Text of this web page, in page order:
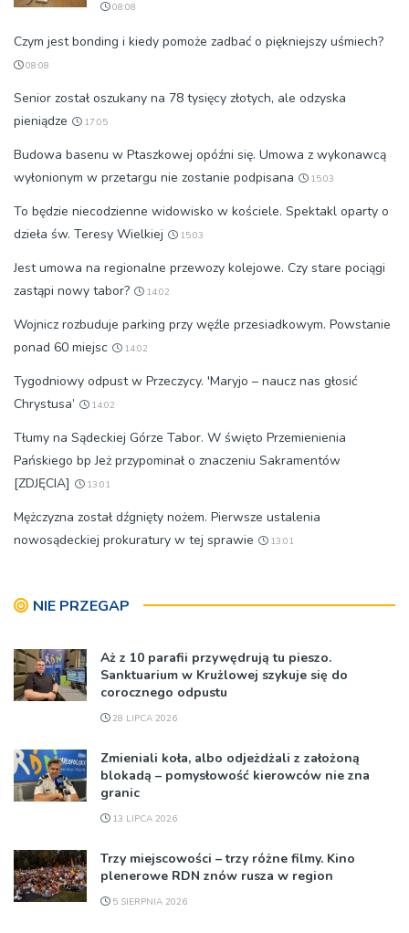
08:08
Czym jest bonding i kiedy pomoże zadbać o piękniejszy uśmiech?
08:08
Senior został oszukany na 78 tysięcy złotych, ale odzyska
pieniądze
17:05
Budowa basenu w Ptaszkowej opóźni się. Umowa z wykonawcą
wyłonionym w przetargu nie zostanie podpisana
15:03
To będzie niecodzienne widowisko w kościele. Spektakl oparty o
dzieła św. Teresy Wielkiej
15:03
Jest umowa na regionalne przewozy kolejowe. Czy stare pociągi
zastąpi nowy tabor?
14:02
Wojnicz rozbuduje parking przy węźle przesiadkowym. Powstanie
ponad 60 miejsc
14:02
Tygodniowy odpust w Przeczycy. 'Maryjo – naucz nas głosić
Chrystusa’
14:02
Tłumy na Sądeckiej Górze Tabor. W święto Przemienienia
Pańskiego bp Jeż przypominał o znaczeniu Sakramentów
[ZDJĘCIA]
13:01
Mężczyzna został dźgnięty nożem. Pierwsze ustalenia
nowosądeckiej prokuratury w tej sprawie
13:01
NIE PRZEGAP
Aż z 10 parafii przywędrują tu pieszo.
Sanktuarium w Krużlowej szykuje się do
corocznego odpustu
28 LIPCA 2026
Zmieniali koła, albo odjeżdżali z założoną
blokadą – pomysłowość kierowców nie zna
granic
13 LIPCA 2026
Trzy miejscowości – trzy różne filmy. Kino
plenerowe RDN znów rusza w region
5 SIERPNIA 2026